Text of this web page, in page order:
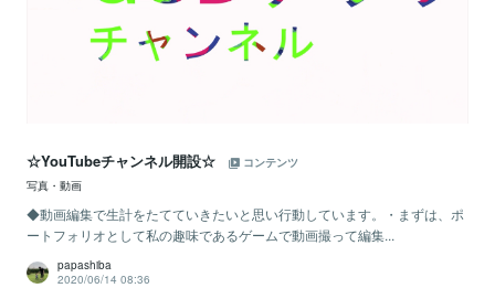
☆YouTubeチャンネル開設☆
コンテンツ
写真・動画
◆動画編集で生計をたてていきたいと思い行動しています。・まずは、ポ
ートフォリオとして私の趣味であるゲームで動画撮って編集...
papashiba
2020/06/14 08:36